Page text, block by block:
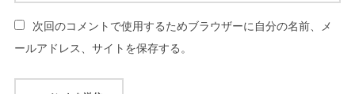
次回のコメントで使用するためブラウザーに自分の名前、メ
ールアドレス、サイトを保存する。